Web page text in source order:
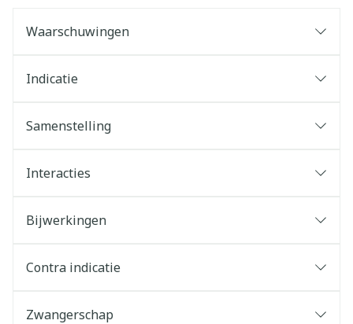
Waarschuwingen
Indicatie
Samenstelling
Interacties
Bijwerkingen
Contra indicatie
Zwangerschap